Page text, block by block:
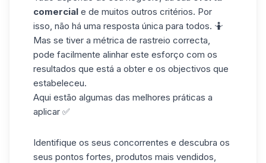
comercial e de muitos outros critérios. Por
isso, não há uma resposta única para todos. 🤷
Mas se tiver a métrica de rastreio correcta,
pode facilmente alinhar este esforço com os
resultados que está a obter e os objectivos que
estabeleceu.
Aqui estão algumas das melhores práticas a
aplicar ✅
Identifique os seus concorrentes e descubra os
seus pontos fortes, produtos mais vendidos,